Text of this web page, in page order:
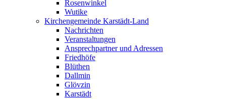
Rosenwinkel
Wutike
Kirchengemeinde Karstädt-Land
Nachrichten
Veranstaltungen
Ansprechpartner und Adressen
Friedhöfe
Blüthen
Dallmin
Glövzin
Karstädt